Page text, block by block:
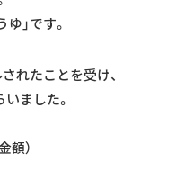
」です。
れたことを受け、
ました。
）